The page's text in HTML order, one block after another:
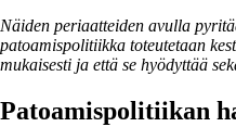
Näiden periaatteiden avulla
patoamispolitiikka toteutetaan
mukaisesti ja että se hyödyttää
Patoamispolitiikan